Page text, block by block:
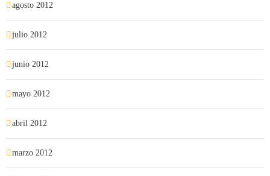
agosto 2012
julio 2012
junio 2012
mayo 2012
abril 2012
marzo 2012